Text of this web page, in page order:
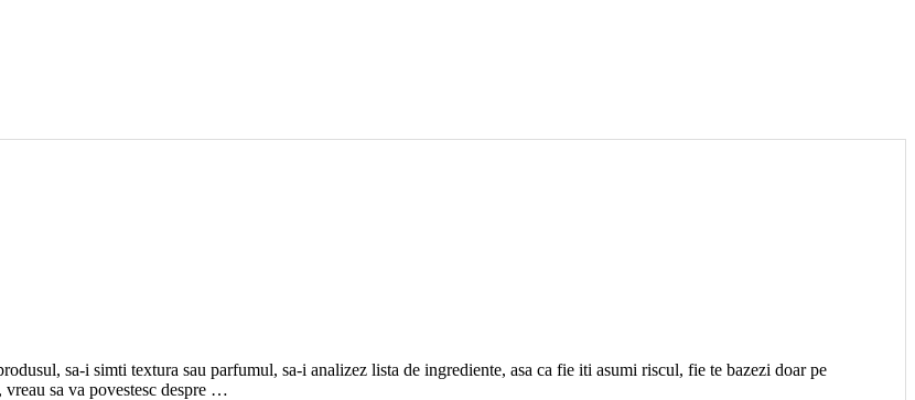
sa-i simti textura sau parfumul, sa-i analizez lista de ingrediente, asa ca fie iti asumi riscul, fie te bazezi doar pe
sa va povestesc despre …